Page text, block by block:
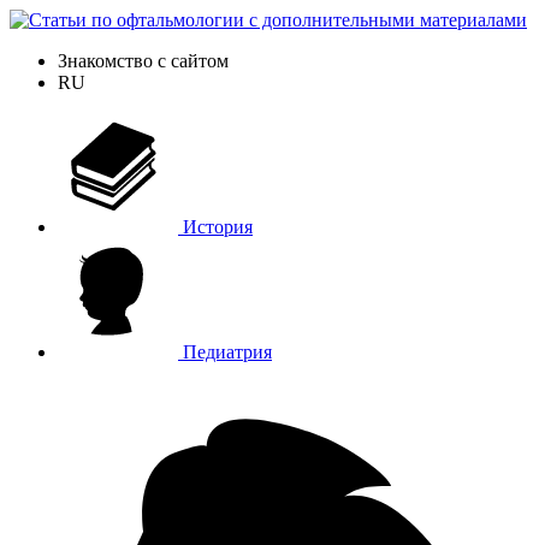
Знакомство с сайтом
RU
История
Педиатрия